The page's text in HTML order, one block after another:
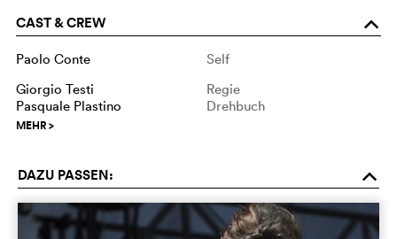
CAST & CREW o
Paolo Conte
Self
Giorgio Testi
Regie
Pasquale Plastino
Drehbuch
MEHR>
DAZU PASSEN: o